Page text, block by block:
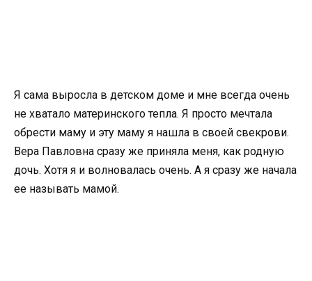
Я сама выросла в детском доме и мне всегда очень
не хватало материнского тепла. Я просто мечтала
обрести маму и эту маму я нашла в своей свекрови.
Вера Павловна сразу же приняла меня, как родную
дочь. Хотя я и волновалась очень. А я сразу же начала
ее называть мамой.